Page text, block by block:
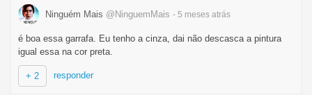
Ninguém Mais @NinguemMais - 5 meses atrás
é boa essa garrafa. Eu tenho a cinza, dai não descasca a pintura
igual essa na cor preta.
+ 2 responder